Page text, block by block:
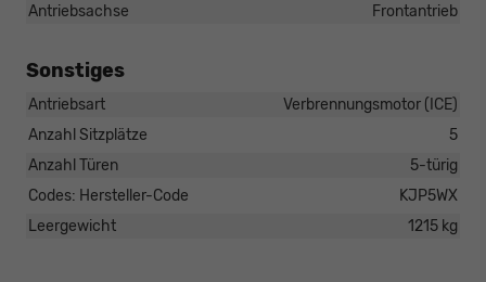
Antriebsachse Frontantrieb
Sonstiges
Antriebsart
Verbrennungsmotor (ICE)
Anzahl Sitzplätze
5
Anzahl Türen
5-türig
Codes: Hersteller-Code
KJP5WX
Leergewicht
1215 kg